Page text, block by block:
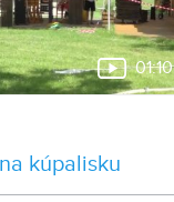
01:10
kúpalisku